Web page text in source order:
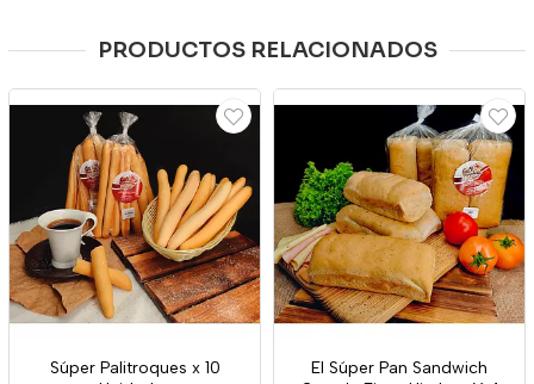
PRODUCTOS RELACIONADOS
Súper Palitroques x 10
El Súper Pan Sandwich